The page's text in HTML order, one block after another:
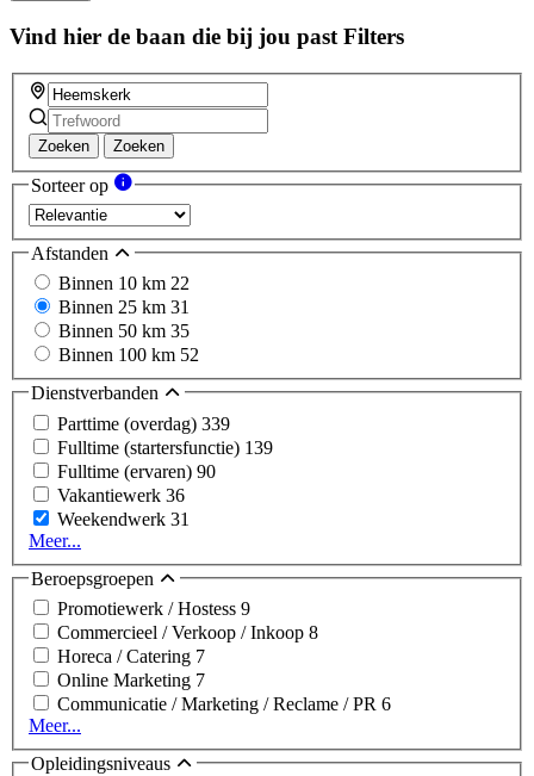
Vind hier de baan die bij jou past Filters
Zoeken Zoeken
Sorteer op
Afstanden
Binnen 10 km 22
Binnen 25 km 31
Binnen 50 km 35
Binnen 100 km 52
Dienstverbanden
Parttime (overdag) 339
Fulltime (startersfunctie) 139
Fulltime (ervaren) 90
Vakantiewerk 36
Weekendwerk 31
Meer...
Beroepsgroepen
Promotiewerk / Hostess 9
Commercieel / Verkoop / Inkoop 8
Horeca / Catering 7
Online Marketing 7
Communicatie / Marketing / Reclame / PR 6
Meer...
Opleidingsniveaus